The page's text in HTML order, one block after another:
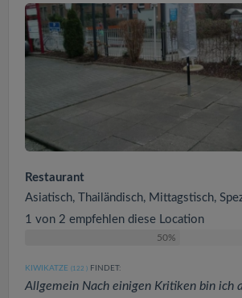
Restaurant
Asiatisch, Thailändisch, Mittagstisch,
1 von 2 empfehlen diese Location
50%
KIWIKATZE (122 ) FINDET:
Allgemein Nach einigen Kritiken bin ich